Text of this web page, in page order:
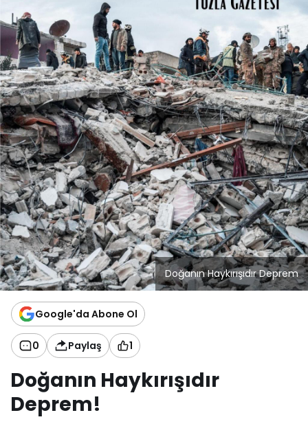
Doğanın Haykırışıdır Deprem
Google'da Abone Ol
0 Paylaş 1
Doğanın Haykırışıdır
Deprem!